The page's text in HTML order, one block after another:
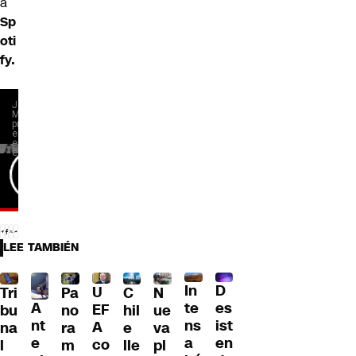
Sp
oti
fy.
LEE TAMBIÉN
Tri
bu
na
l
A
nt
e
Pa
no
ra
m
U
EF
A
co
C
hil
e
lle
N
ue
va
pl
In
te
ns
a
D
es
ist
en